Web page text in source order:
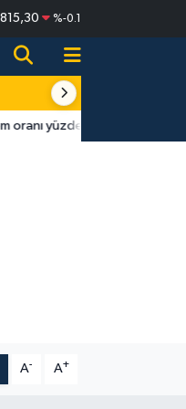
%-0.1
Turizm
yüzde 100'e ulaştı
A- A+
beklediği haber: